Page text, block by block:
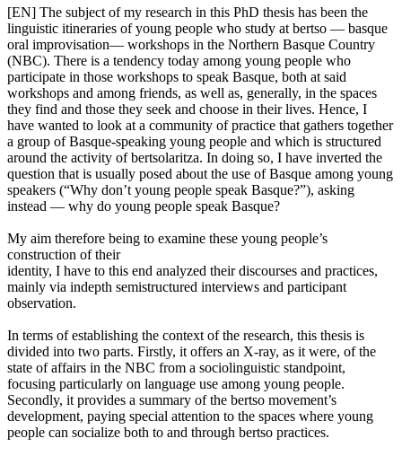
[EN] The subject of my research in this PhD thesis has been the
linguistic itineraries of young people who study at bertso — basque
oral improvisation— workshops in the Northern Basque Country
(NBC). There is a tendency today among young people who
participate in those workshops to speak Basque, both at said
workshops and among friends, as well as, generally, in the spaces
they find and those they seek and choose in their lives. Hence, I
have wanted to look at a community of practice that gathers together
a group of Basque-speaking young people and which is structured
around the activity of bertsolaritza. In doing so, I have inverted the
question that is usually posed about the use of Basque among young
speakers (“Why don’t young people speak Basque?”), asking
instead — why do young people speak Basque?
My aim therefore being to examine these young people’s
construction of their
identity, I have to this end analyzed their discourses and practices,
mainly via indepth semistructured interviews and participant
observation.
In terms of establishing the context of the research, this thesis is
divided into two parts. Firstly, it offers an X-ray, as it were, of the
state of affairs in the NBC from a sociolinguistic standpoint,
focusing particularly on language use among young people.
Secondly, it provides a summary of the bertso movement’s
development, paying special attention to the spaces where young
people can socialize both to and through bertso practices.